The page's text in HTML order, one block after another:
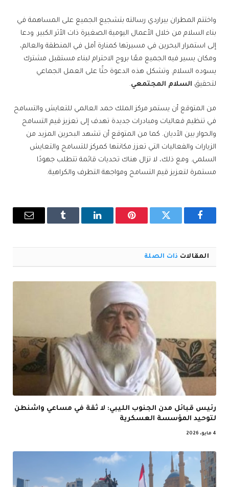
واختتم المطران بيراردي رسالته بتشجيع الجميع على المساهمة في
بناء السلام من خلال الأعمال اليومية الصغيرة ذات الأثر الكبير. ودعا
إلى استمرار البحرين في مسيرتها كمنارة أمل في المنطقة والعالم،
ومكان يسير فيه الجميع معًا بروح الاحترام لبناء مستقبل مشترك
يسوده السلام. وتشكل هذه الدعوة حثًا على العمل الجماعي
لتحقيق السلام المجتمعي.
من المتوقع أن يستمر مركز الملك حمد العالمي للتعايش والتسامح
في تنظيم فعاليات ومبادرات جديدة تهدف إلى تعزيز قيم التسامح
والحوار بين الأديان. كما من المتوقع أن تشهد البحرين المزيد من
الزيارات والفعاليات التي تعزز مكانتها كمركز للتسامح والتعايش
السلمي. ومع ذلك، لا تزال هناك تحديات قائمة تتطلب جهودًا
مستمرة لتعزيز قيم التسامح ومواجهة التطرف والكراهية.
فيسبوك تويتر بينتيريستلينكدإن Tumblr
البريد
المقالات ذات الصلة
رئيس قبائل مدن الجنوب الليبي: لا ثقة في مساعي واشنطن
لتوحيد المؤسسة العسكرية
4 مايو، 2026